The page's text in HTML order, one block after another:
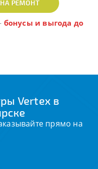
РЕМОНТ
бонусы и выгода до
Vertex в
прямо на